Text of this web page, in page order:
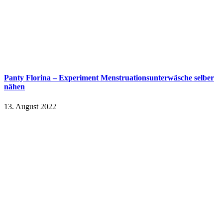
Panty Florina – Experiment Menstruationsunterwäsche selber
nähen
13. August 2022